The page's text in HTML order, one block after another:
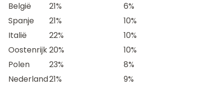
België
21%
6%
Spanje
21%
10%
Italië
22%
10%
Oostenrijk20%
10%
Polen
23%
8%
Nederland21%
9%